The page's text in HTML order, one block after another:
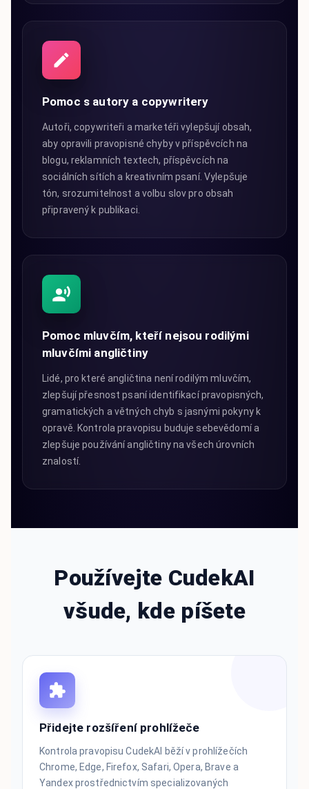
Pomoc s autory a copywritery
Autoři, copywriteři a marketéři vylepšují obsah,
aby opravili pravopisné chyby v příspěvcích na
blogu, reklamních textech, příspěvcích na
sociálních sítích a kreativním psaní. Vylepšuje
tón, srozumitelnost a volbu slov pro obsah
připravený k publikaci.
Pomoc mluvčím, kteří nejsou rodilými
mluvčími angličtiny
Lidé, pro které angličtina není rodilým mluvčím,
zlepšují přesnost psaní identifikací pravopisných,
gramatických a větných chyb s jasnými pokyny k
opravě. Kontrola pravopisu buduje sebevědomí a
zlepšuje používání angličtiny na všech úrovních
znalostí.
Používejte CudekAI
všude, kde píšete
Přidejte rozšíření prohlížeče
Kontrola pravopisu CudekAI běží v prohlížečích
Chrome, Edge, Firefox, Safari, Opera, Brave a
Yandex prostřednictvím specializovaných